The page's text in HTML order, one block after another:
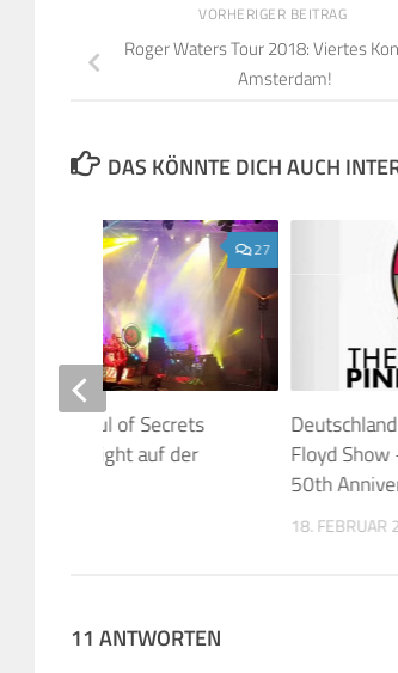
VORHERIGER BEITRAG
Roger Waters Tour 2018: Viertes
Amsterdam!
DAS KÖNNTE DICH AUCH
Floyd Show
50th
18. FEBRUAR
27
Saucerful of Secrets
der Prog-Night auf der
11 ANTWORTEN